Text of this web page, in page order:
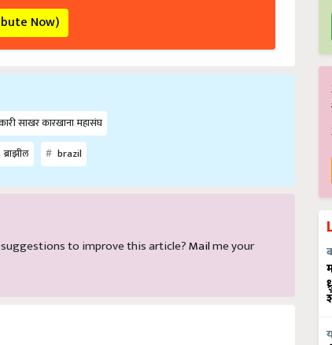
Now)
साखर कारखाना महासंघ
ब्राझील brazil
to improve this article?Mailme your